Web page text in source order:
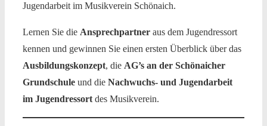
Jugendarbeit im Musikverein Schönaich.
Lernen Sie die Ansprechpartner aus dem Jugendressort
kennen und gewinnen Sie einen ersten Überblick über das
Ausbildungskonzept, die AG’s an der Schönaicher
Grundschule und die Nachwuchs- und Jugendarbeit
im Jugendressort des Musikverein.